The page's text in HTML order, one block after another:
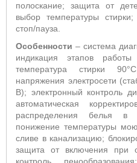
полоскание; защита от
выбор температуры стирки;
стоп/пауза.
Особенности – система
индикация этапов
температура стирки
напряжения электросети
В); электронный контроль
автоматическая
распределения белья в
понижение температуры
сливе в канализацию;
защита от включения при